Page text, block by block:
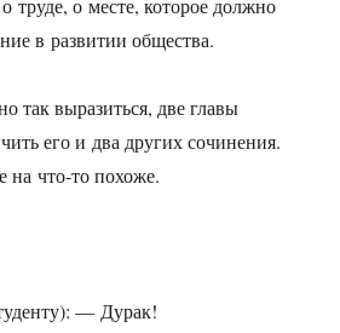
труде, о месте, которое должно
в развитии общества.
так выразиться, две главы
его и два других сочинения.
на что-то похоже.
— Дурак!